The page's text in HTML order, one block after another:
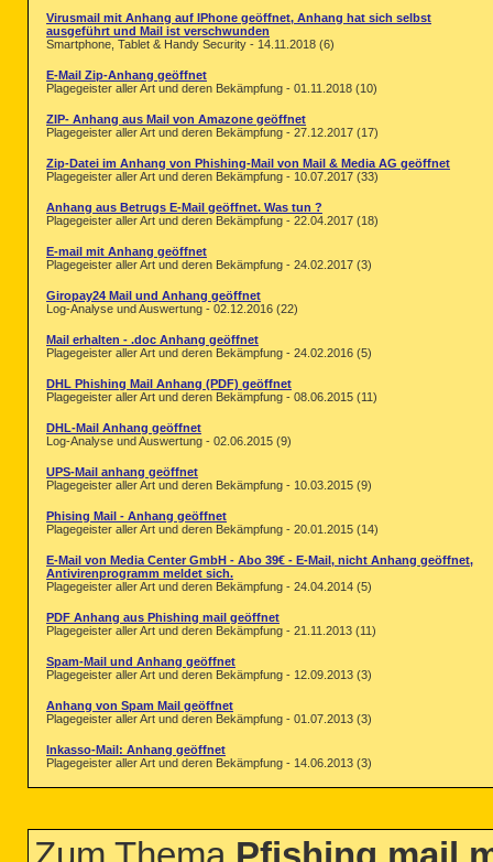
Virusmail mit Anhang auf IPhone geöffnet, Anhang hat sich selbst
ausgeführt und Mail ist verschwunden
Smartphone, Tablet & Handy Security - 14.11.2018 (6)
E-Mail Zip-Anhang geöffnet
Plagegeister aller Art und deren Bekämpfung - 01.11.2018 (10)
ZIP- Anhang aus Mail von Amazone geöffnet
Plagegeister aller Art und deren Bekämpfung - 27.12.2017 (17)
Zip-Datei im Anhang von Phishing-Mail von Mail & Media AG geöffnet
Plagegeister aller Art und deren Bekämpfung - 10.07.2017 (33)
Anhang aus Betrugs E-Mail geöffnet. Was tun ?
Plagegeister aller Art und deren Bekämpfung - 22.04.2017 (18)
E-mail mit Anhang geöffnet
Plagegeister aller Art und deren Bekämpfung - 24.02.2017 (3)
Giropay24 Mail und Anhang geöffnet
Log-Analyse und Auswertung - 02.12.2016 (22)
Mail erhalten - .doc Anhang geöffnet
Plagegeister aller Art und deren Bekämpfung - 24.02.2016 (5)
DHL Phishing Mail Anhang (PDF) geöffnet
Plagegeister aller Art und deren Bekämpfung - 08.06.2015 (11)
DHL-Mail Anhang geöffnet
Log-Analyse und Auswertung - 02.06.2015 (9)
UPS-Mail anhang geöffnet
Plagegeister aller Art und deren Bekämpfung - 10.03.2015 (9)
Phising Mail - Anhang geöffnet
Plagegeister aller Art und deren Bekämpfung - 20.01.2015 (14)
E-Mail von Media Center GmbH - Abo 39€ - E-Mail, nicht Anhang geöffnet,
Antivirenprogramm meldet sich.
Plagegeister aller Art und deren Bekämpfung - 24.04.2014 (5)
PDF Anhang aus Phishing mail geöffnet
Plagegeister aller Art und deren Bekämpfung - 21.11.2013 (11)
Spam-Mail und Anhang geöffnet
Plagegeister aller Art und deren Bekämpfung - 12.09.2013 (3)
Anhang von Spam Mail geöffnet
Plagegeister aller Art und deren Bekämpfung - 01.07.2013 (3)
Inkasso-Mail: Anhang geöffnet
Plagegeister aller Art und deren Bekämpfung - 14.06.2013 (3)